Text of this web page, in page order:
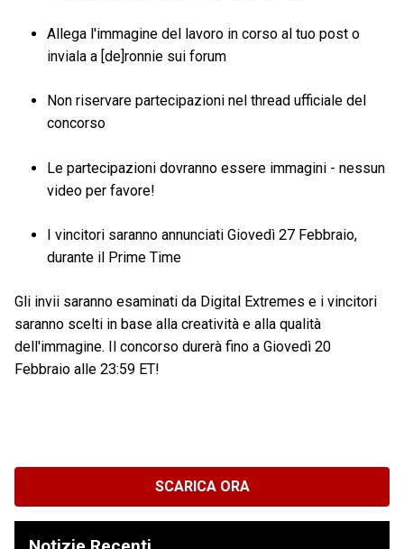
Allega l'immagine del lavoro in corso al tuo post o
inviala a [de]ronnie sui forum
Non riservare partecipazioni nel thread ufficiale del
concorso
Le partecipazioni dovranno essere immagini - nessun
video per favore!
I vincitori saranno annunciati Giovedì 27 Febbraio,
durante il Prime Time
Gli invii saranno esaminati da Digital Extremes e i vincitori
saranno scelti in base alla creatività e alla qualità
dell'immagine. Il concorso durerà fino a Giovedì 20
Febbraio alle 23:59 ET!
SCARICA ORA